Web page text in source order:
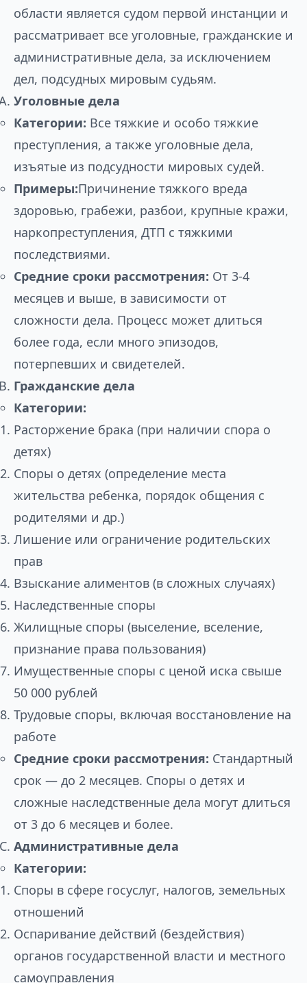
области является судом первой инстанции и
рассматривает все уголовные, гражданские и
административные дела, за исключением
дел, подсудных мировым судьям.
Уголовные дела
Категории: Все тяжкие и особо тяжкие
преступления, а также уголовные дела,
изъятые из подсудности мировых судей.
Примеры:Причинение тяжкого вреда
здоровью, грабежи, разбои, крупные кражи,
наркопреступления, ДТП с тяжкими
последствиями.
Средние сроки рассмотрения: От 3-4
месяцев и выше, в зависимости от
сложности дела. Процесс может длиться
более года, если много эпизодов,
потерпевших и свидетелей.
Гражданские дела
Категории:
Расторжение брака (при наличии спора о
детях)
Споры о детях (определение места
жительства ребенка, порядок общения с
родителями и др.)
Лишение или ограничение родительских
прав
Взыскание алиментов (в сложных случаях)
Наследственные споры
Жилищные споры (выселение, вселение,
признание права пользования)
Имущественные споры с ценой иска свыше
50 000 рублей
Трудовые споры, включая восстановление на
работе
Средние сроки рассмотрения: Стандартный
срок — до 2 месяцев. Споры о детях и
сложные наследственные дела могут длиться
от 3 до 6 месяцев и более.
Административные дела
Категории:
Споры в сфере госуслуг, налогов, земельных
отношений
Оспаривание действий (бездействия)
органов государственной власти и местного
самоуправления